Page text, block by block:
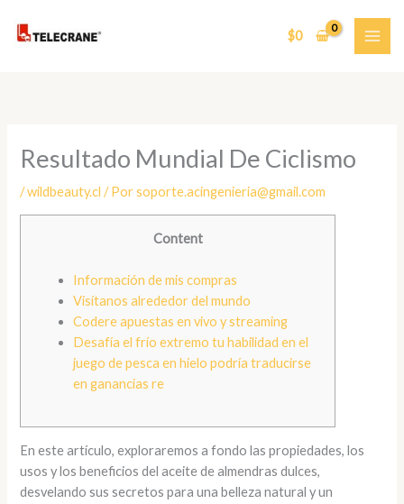
$0
Resultado Mundial De Ciclismo
/wildbeauty.cl / Porsoporte.acingenieria@gmail.com
Content
Información de mis compras
Visítanos alrededor del mundo
Codere apuestas en vivo y streaming
Desafía el frío extremo tu habilidad en el
juego de pesca en hielo podría traducirse
en ganancias re
En este artículo, exploraremos a fondo las propiedades, los
usos y los beneficios del aceite de almendras dulces,
desvelando sus secretos para una belleza natural y un